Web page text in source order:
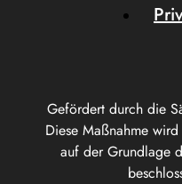
Gefördert durch die
Diese Maßnahme
auf der Grundlage